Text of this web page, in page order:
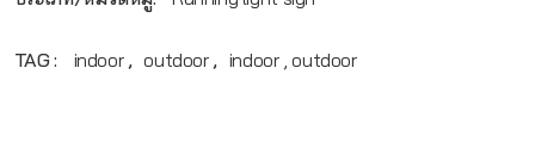
TAG : indoor, outdoor, indoor , outdoor